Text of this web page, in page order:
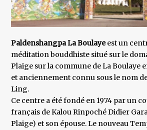
Paldenshangpa La Boulayeest un
méditation bouddhiste situé sur le
Plaige sur la commune de La Boulaye
et anciennement connu sous le nom
Ling.
Ce centre a été fondé en 1974 par un
français de Kalou Rinpoché Didier
Plaige) et son épouse. Le nouveau